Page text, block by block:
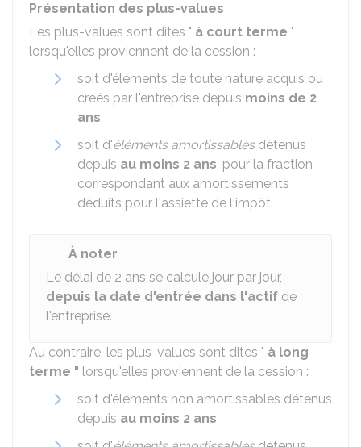
Présentation des plus-values
Les plus-values sont dites " à court terme "
lorsqu'elles proviennent de la cession :
soit d'éléments de toute nature acquis ou
créés par l'entreprise depuis moins de 2
ans.
soit d'éléments amortissablesdétenus
depuis au moins 2 ans, pour la fraction
correspondant aux amortissements
déduits pour l'assiette de l'impôt.
À noter
Le délai de 2 ans se calcule jour par jour,
depuis la date d'entrée dans l'actif de
l'entreprise.
Au contraire, les plus-values sont dites " à long
terme " lorsqu'elles proviennent de la cession :
soit d'éléments non amortissables détenus
depuis au moins 2 ans